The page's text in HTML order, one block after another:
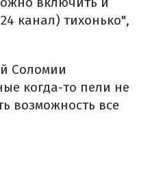
канал) тихонько",
Соломии
когда-то пели не
возможность все